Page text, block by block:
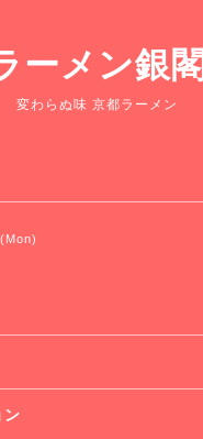
ーメン銀閣
変わらぬ味 京都ラーメン
ン